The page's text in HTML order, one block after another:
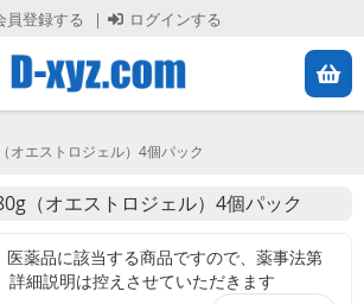
員登録する ログインする
オエストロジェル）4個パック
（オエストロジェル）4個パック
医薬品に該当する商品ですので、薬事法第
詳細説明は控えさせていただきます